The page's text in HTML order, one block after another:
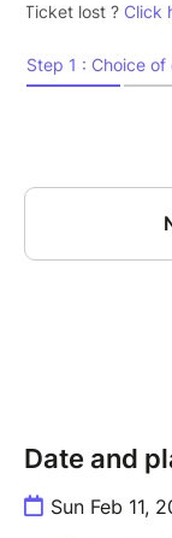
Date and
Sun Feb 11,